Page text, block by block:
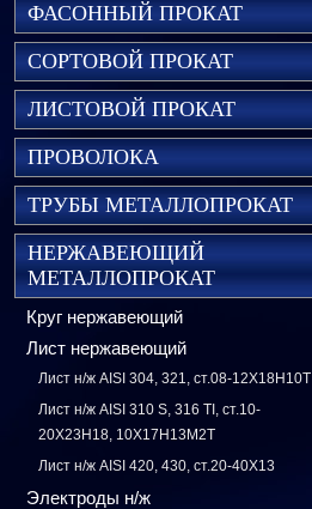
ФАСОННЫЙ ПРОКАТ
СОРТОВОЙ ПРОКАТ
ЛИСТОВОЙ ПРОКАТ
ПРОВОЛОКА
ТРУБЫ МЕТАЛЛОПРОКАТ
НЕРЖАВЕЮЩИЙ
МЕТАЛЛОПРОКАТ
Круг нержавеющий
Лист нержавеющий
Лист н/ж AISI 304, 321, ст.08-12Х18Н10Т
Лист н/ж AISI 310 S, 316 TI, ст.10-
20Х23Н18, 10Х17Н13М2Т
Лист н/ж AISI 420, 430, ст.20-40Х13
Электроды н/ж